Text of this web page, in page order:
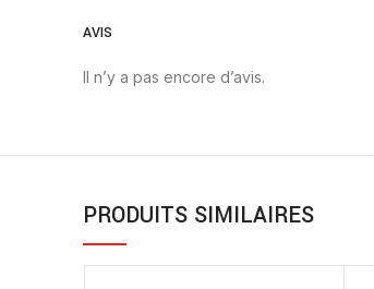
AVIS
Il n’y a pas encore d’avis.
PRODUITS SIMILAIRES